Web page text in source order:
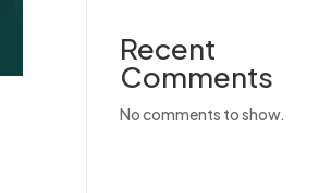
Recent
Comments
No comments to show.